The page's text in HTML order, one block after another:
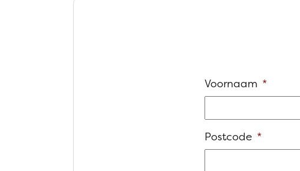
Voornaam *
Postcode *